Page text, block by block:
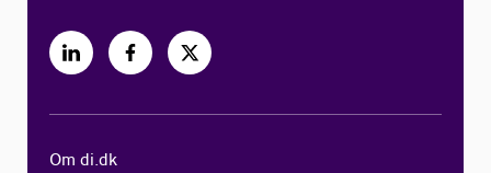
Om di.dk